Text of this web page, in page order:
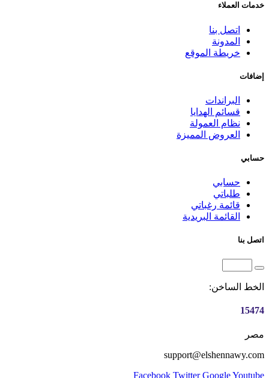
خدمات العملاء
اتصل بنا
المدونة
خريطة الموقع
إضافات
البراندات
قسائم الهدايا
نظام العمولة
العروض المميزة
حسابي
حسابي
طلباتي
قائمة رغباتي
القائمة البريدية
اتصل بنا
الخط الساخن:
15474
مصر
support@elshennawy.com
Facebook Twitter GoogleYoutube